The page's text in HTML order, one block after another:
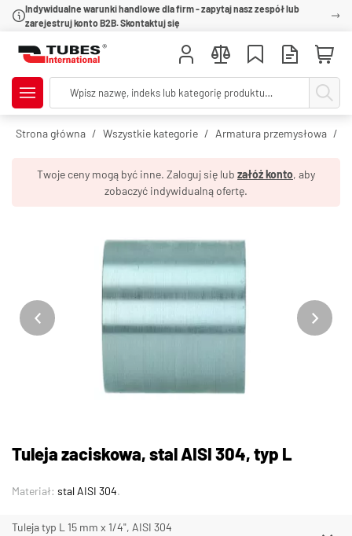
Indywidualne warunki handlowe dla firm - zapytaj nasz zespół lub
zarejestruj konto B2B. Skontaktuj się
Strona główna Wszystkie kategorie Armatura przemysłowa
Twoje ceny mogą być inne. Zaloguj się lub załóż konto, aby
zobaczyć indywidualną ofertę.
Tuleja zaciskowa, stal AISI 304, typ L
Materiał: stal AISI 304.
Tuleja typ L 15 mm x 1/4", AISI 304